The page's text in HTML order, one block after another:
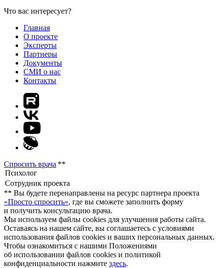
Что вас интересует?
Главная
О проекте
Эксперты
Партнеры
Документы
СМИ о нас
Контакты
Спросить врача **
** Вы будете перенаправлены на ресурс партнера проекта
«Просто спросить», где вы сможете заполнить форму
и получить консультацию врача.
Мы используем файлы cookies для улучшения работы сайта.
Оставаясь на нашем сайте, вы соглашаетесь с условиями
использования файлов cookies и ваших персональных данных.
Чтобы ознакомиться с нашими Положениями
об использовании файлов cookies и политикой
конфиденциальности нажмите здесь.